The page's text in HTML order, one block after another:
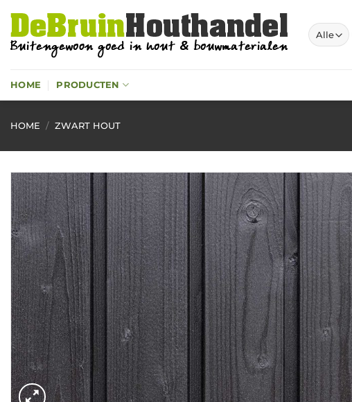
inhoud
HOME PRODUCTEN
HOME / ZWART HOUT